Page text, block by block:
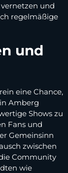
und
regelmäßige
und
eine Chance,
Amberg
Shows zu
Fans und
Gemeinsinn
zwischen
Community
wie